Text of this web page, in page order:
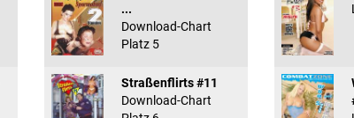
...
Download-Chart
Platz 5
Straßenflirts #11
Download-Chart